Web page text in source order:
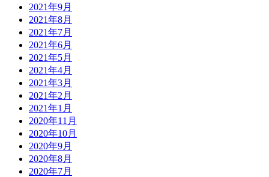
2021年9月
2021年8月
2021年7月
2021年6月
2021年5月
2021年4月
2021年3月
2021年2月
2021年1月
2020年11月
2020年10月
2020年9月
2020年8月
2020年7月